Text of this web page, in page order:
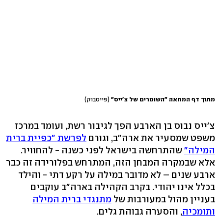
מתוך דף המחאה "השומרים של צ'ייס" (פייסבוק)
צ'ייס נבוס בן הארבע הפך לגיבור רשת, ועומד במרכז
משפט שמסעיר את ארה"ב, וגורם לפרשת "כפיית ברית
המילה"שהתרחשה בישראל לפני כשנה - להחוויר.
אלא שבמקרה המבחן הזה, המתרחש בפלורידה זה כבר
ארבע שנים – לא מדובר במילה על רקע דתי - והילד
בכלל אינו יהודי. בקרב הקהילה בארה"ב עוקבים
בעניין מהול במעורבות של מתנגדי ברית המילה
ותומכיה, והסערה גבוהת גלים.